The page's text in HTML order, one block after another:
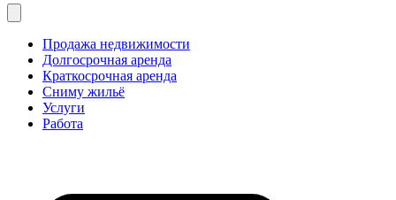
Продажа недвижимости
Долгосрочная аренда
Краткосрочная аренда
Сниму жильё
Услуги
Работа